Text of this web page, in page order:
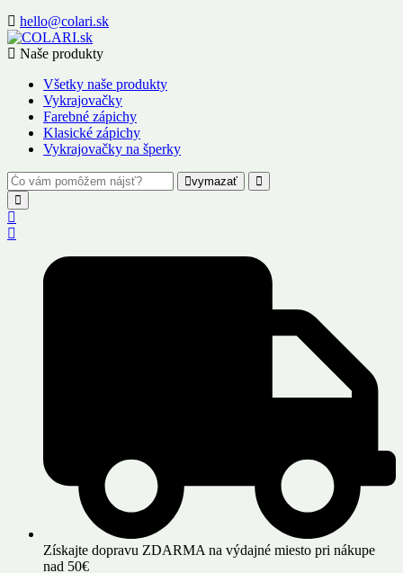
hello@colari.sk
Naše produkty
Všetky naše produkty
Vykrajovačky
Farebné zápichy
Klasické zápichy
Vykrajovačky na šperky
vymazať
Získajte dopravu ZDARMA na výdajné miesto pri nákupe
nad 50€